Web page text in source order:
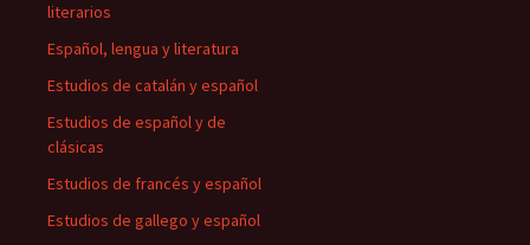
literarios
Español, lengua y literatura
Estudios de catalán y español
Estudios de español y de
clásicas
Estudios de francés y español
Estudios de gallego y español